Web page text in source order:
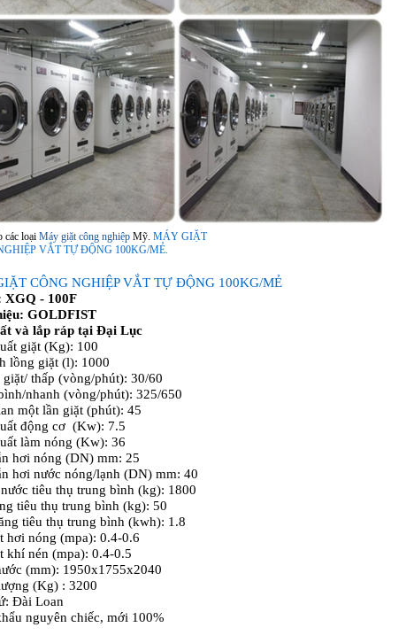
các loại Máy giặt công nghiệp Mỹ. MÁY GIẶT
VẮT TỰ ĐỘNG 100KG/MẺ.
CÔNG NGHIỆP VẮT TỰ ĐỘNG 100KG/MẺ
XGQ - 100F
GOLDFIST
và lắp ráp tại Đại Lục
giặt (Kg): 100
lồng giặt (l): 1000
giặt/ thấp (vòng/phút): 30/60
nhanh (vòng/phút): 325/650
một lần giặt (phút): 45
động cơ (Kw): 7.5
làm nóng (Kw): 36
hơi nóng (DN) mm: 25
hơi nước nóng/lạnh (DN) mm: 40
tiêu thụ trung bình (kg): 1800
tiêu thụ trung bình (kg): 50
tiêu thụ trung bình (kwh): 1.8
hơi nóng (mpa): 0.4-0.6
khí nén (mpa): 0.4-0.5
(mm): 1950x1755x2040
(Kg) : 3200
Đài Loan
nguyên chiếc, mới 100%